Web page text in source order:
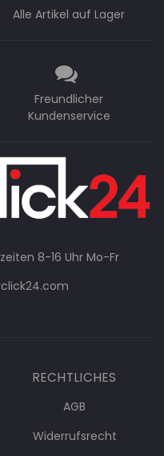
Alle Artikel auf Lager
Freundlicher
Kundenservice
8-16 Uhr Mo-Fr
RECHTLICHES
AGB
Widerrufsrecht